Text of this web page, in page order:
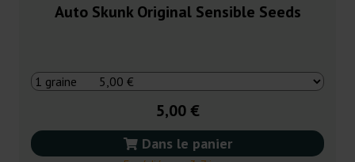
Auto Skunk Original Sensible Seeds
5,00 €
Dans le panier